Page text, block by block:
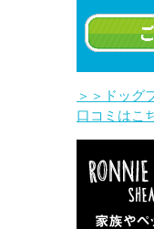
＞＞ドッグ
口コミはこ